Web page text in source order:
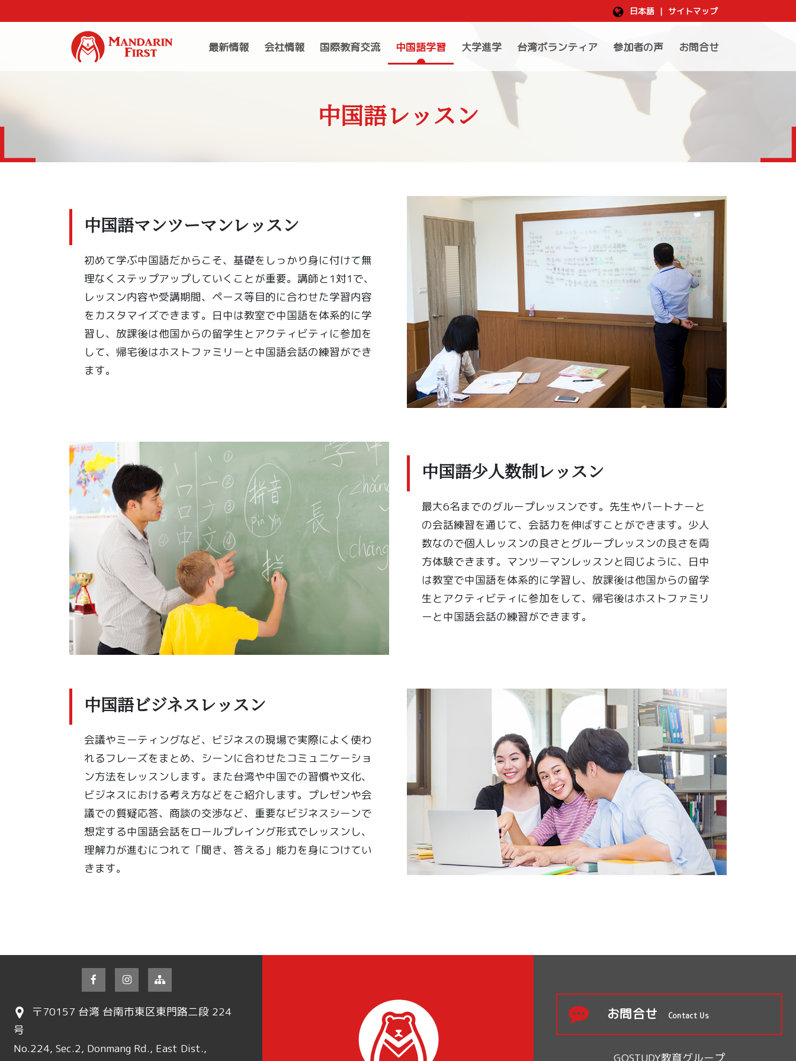
日本語 | サイトマップ
最新情報 会社情報 国際教育交流 中国語学習 大学進学 台湾ボランティア 参加者の声 お問合せ
中国語レッスン
中国語マンツーマンレッスン
初めて学ぶ中国語だからこそ、基礎をしっかり身に付けて無
理なくステップアップしていくことが重要。講師と1対1で、
レッスン内容や受講期間、ペース等目的に合わせた学習内容
をカスタマイズできます。日中は教室で中国語を体系的に学
習し、放課後は他国からの留学生とアクティビティに参加を
して、帰宅後はホストファミリーと中国語会話の練習ができ
ます。
中国語少人数制レッスン
最大6名までのグループレッスンです。先生やパートナーと
の会話練習を通じて、会話力を伸ばすことができます。少人
数なので個人レッスンの良さとグループレッスンの良さを両
方体験できます。マンツーマンレッスンと同じように、日中
は教室で中国語を体系的に学習し、放課後は他国からの留学
生とアクティビティに参加をして、帰宅後はホストファミリ
ーと中国語会話の練習ができます。
中国語ビジネスレッスン
会議やミーティングなど、ビジネスの現場で実際によく使わ
れるフレーズをまとめ、シーンに合わせたコミュニケーショ
ン方法をレッスンします。また台湾や中国での習慣や文化、
ビジネスにおける考え方などをご紹介します。プレゼンや会
議での質疑応答、商談の交渉など、重要なビジネスシーンで
想定する中国語会話をロールプレイング形式でレッスンし、
理解力が進むにつれて「聞き、答える」能力を身につけてい
きます。
〒70157 台湾 台南市東区東門路二段 224
号
No.224, Sec.2, Donmang Rd., East Dist.,
お問合せ Contact Us
GOSTUDY教育グループ